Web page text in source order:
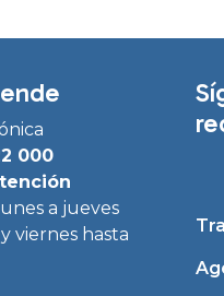
000
lunes a jueves
viernes hasta